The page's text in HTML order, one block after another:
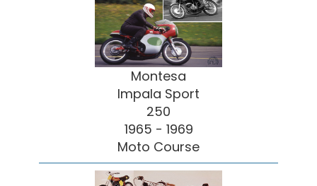
Montesa
Impala Sport
250
1965 - 1969
Moto Course